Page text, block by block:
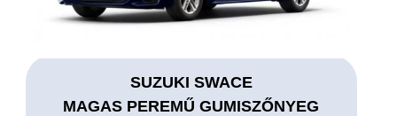
SUZUKI SWACE
MAGAS PEREMŰ GUMISZŐNYEG